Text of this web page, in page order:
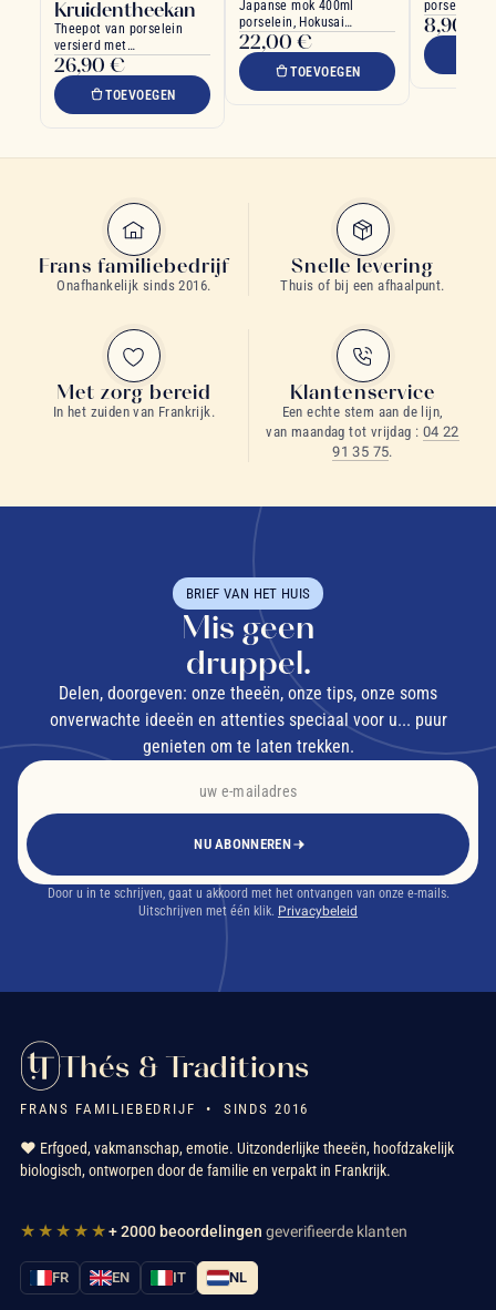
Kruidentheekan
Theepot van porselein
versierd met
Ginkgobladeren
26,90 €
TOEVOEGEN
Japanse mok 400ml
porselein, Hokusai
golfmotief blauw
22,00 €
TOEVOEGEN
porselein
rand
8,90 €
Frans familiebedrijf
Onafhankelijk sinds 2016.
Snelle levering
Thuis of bij een afhaalpunt.
Met zorg bereid
In het zuiden van Frankrijk.
Klantenservice
Een echte stem aan de lijn,
van maandag tot vrijdag : 04 22
91 35 75.
BRIEF VAN HET HUIS
Mis geen
druppel.
Delen, doorgeven: onze theeën, onze tips, onze soms
onverwachte ideeën en attenties speciaal voor u... puur
genieten om te laten trekken.
NU ABONNEREN
Door u in te schrijven, gaat u akkoord met het ontvangen van onze e-mails.
Uitschrijven met één klik. Privacybeleid
Thés & Traditions
FRANS FAMILIEBEDRIJF • SINDS 2016
❤️ Erfgoed, vakmanschap, emotie. Uitzonderlijke theeën, hoofdzakelijk
biologisch, ontworpen door de familie en verpakt in Frankrijk.
★★★★★+ 2000 beoordelingen geverifieerde klanten
FR EN IT NL